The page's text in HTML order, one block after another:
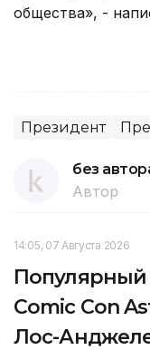
общества», -
Президент
без
Автор
14:05, 07 Августа 2026
Популярный
Comic Con
Лос-